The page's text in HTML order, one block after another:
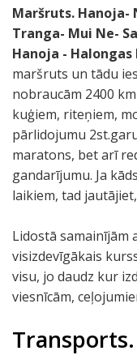
Maršruts. Hanoja-
Tranga- Mui Ne-
Hanoja -
maršruts un tādu
nobraucām 2400
kuģiem, riteņiem,
pārlidojumu
maratons, bet arī
gandarījumu. Ja
laikiem, tad
Lidostā samainījām
visizdevīgākais
visu, jo daudz kur
viesnīcām,
Transports.